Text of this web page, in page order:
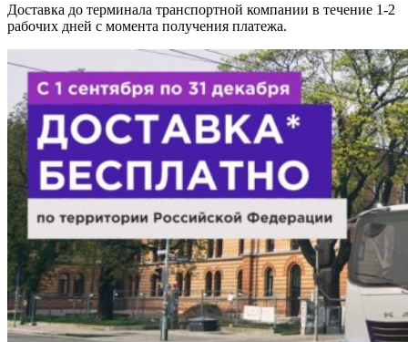
Доставка до терминала транспортной компании в течение 1-2
рабочих дней с момента получения платежа.